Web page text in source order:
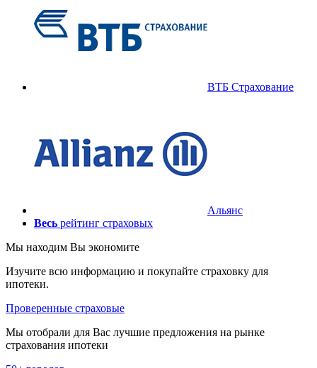
ВТБ Страхование
Альянс
Весь рейтинг страховых
Мы находим Вы экономите
Изучите всю информацию и покупайте страховку для
ипотеки.
Проверенные страховые
Мы отобрали для Вас лучшие предложения на рынке
страхования ипотеки